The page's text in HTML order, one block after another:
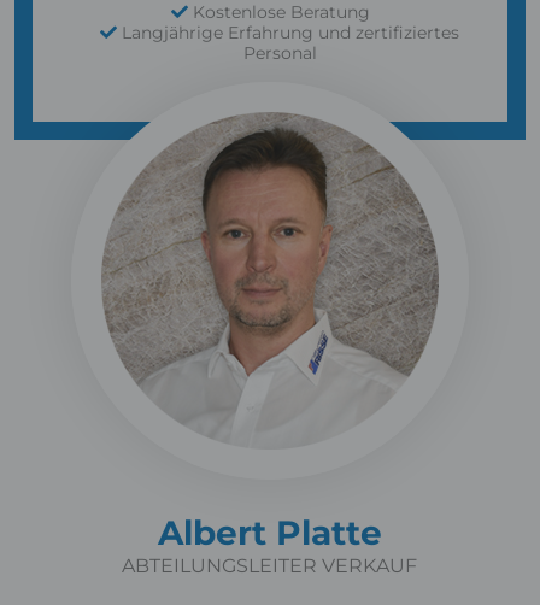
Kostenlose Beratung
Langjährige Erfahrung und zertifiziertes
Personal
Albert Platte
ABTEILUNGSLEITER VERKAUF